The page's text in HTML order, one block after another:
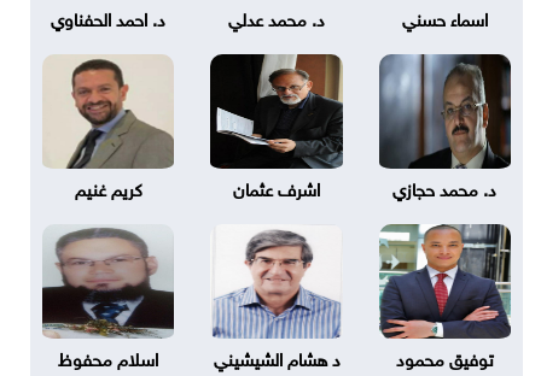
اسماء حسني د. محمد عدلي د. احمد الحفناوي
د. محمد حجازي اشرف عثمان كريم غنيم
توفيق محمود د هشام الشيشيني اسلام محفوظ